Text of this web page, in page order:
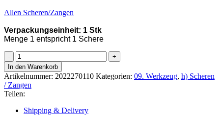
Allen Scheren/Zangen
Verpackungseinheit: 1 Stk
Menge 1 entspricht 1 Schere
STUBAI
Blechschere
hebelübersetzt
rechts
Menge
In den Warenkorb
Artikelnummer: 2022270110 Kategorien: 09. Werkzeug, h) Scheren
/ Zangen
Teilen:
Shipping & Delivery